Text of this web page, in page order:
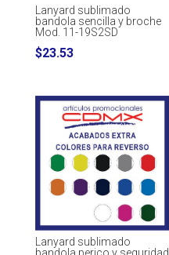
Lanyard sublimado
bandola sencilla y broche
Mod. 11-19S2SD
$23.53
Lanyard sublimado